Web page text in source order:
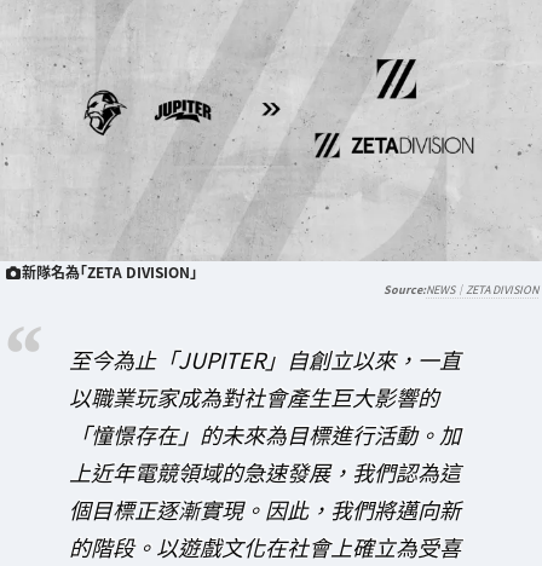
新隊名為「ZETA DIVISION」
NEWS｜ZETA DIVISION
至今為止「JUPITER」自創立以來，一直
以職業玩家成為對社會產生巨大影響的
「憧憬存在」的未來為目標進行活動。加
上近年電競領域的急速發展，我們認為這
個目標正逐漸實現。因此，我們將邁向新
的階段。以遊戲文化在社會上確立為受喜